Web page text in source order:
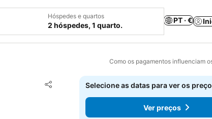
Hóspedes e quartos
2 hóspedes, 1 quarto.
PT · €
Como os pagamentos influenciam
Partilhar
Adicionar aos favoritos
Selecione as datas para ver os
Ver preços